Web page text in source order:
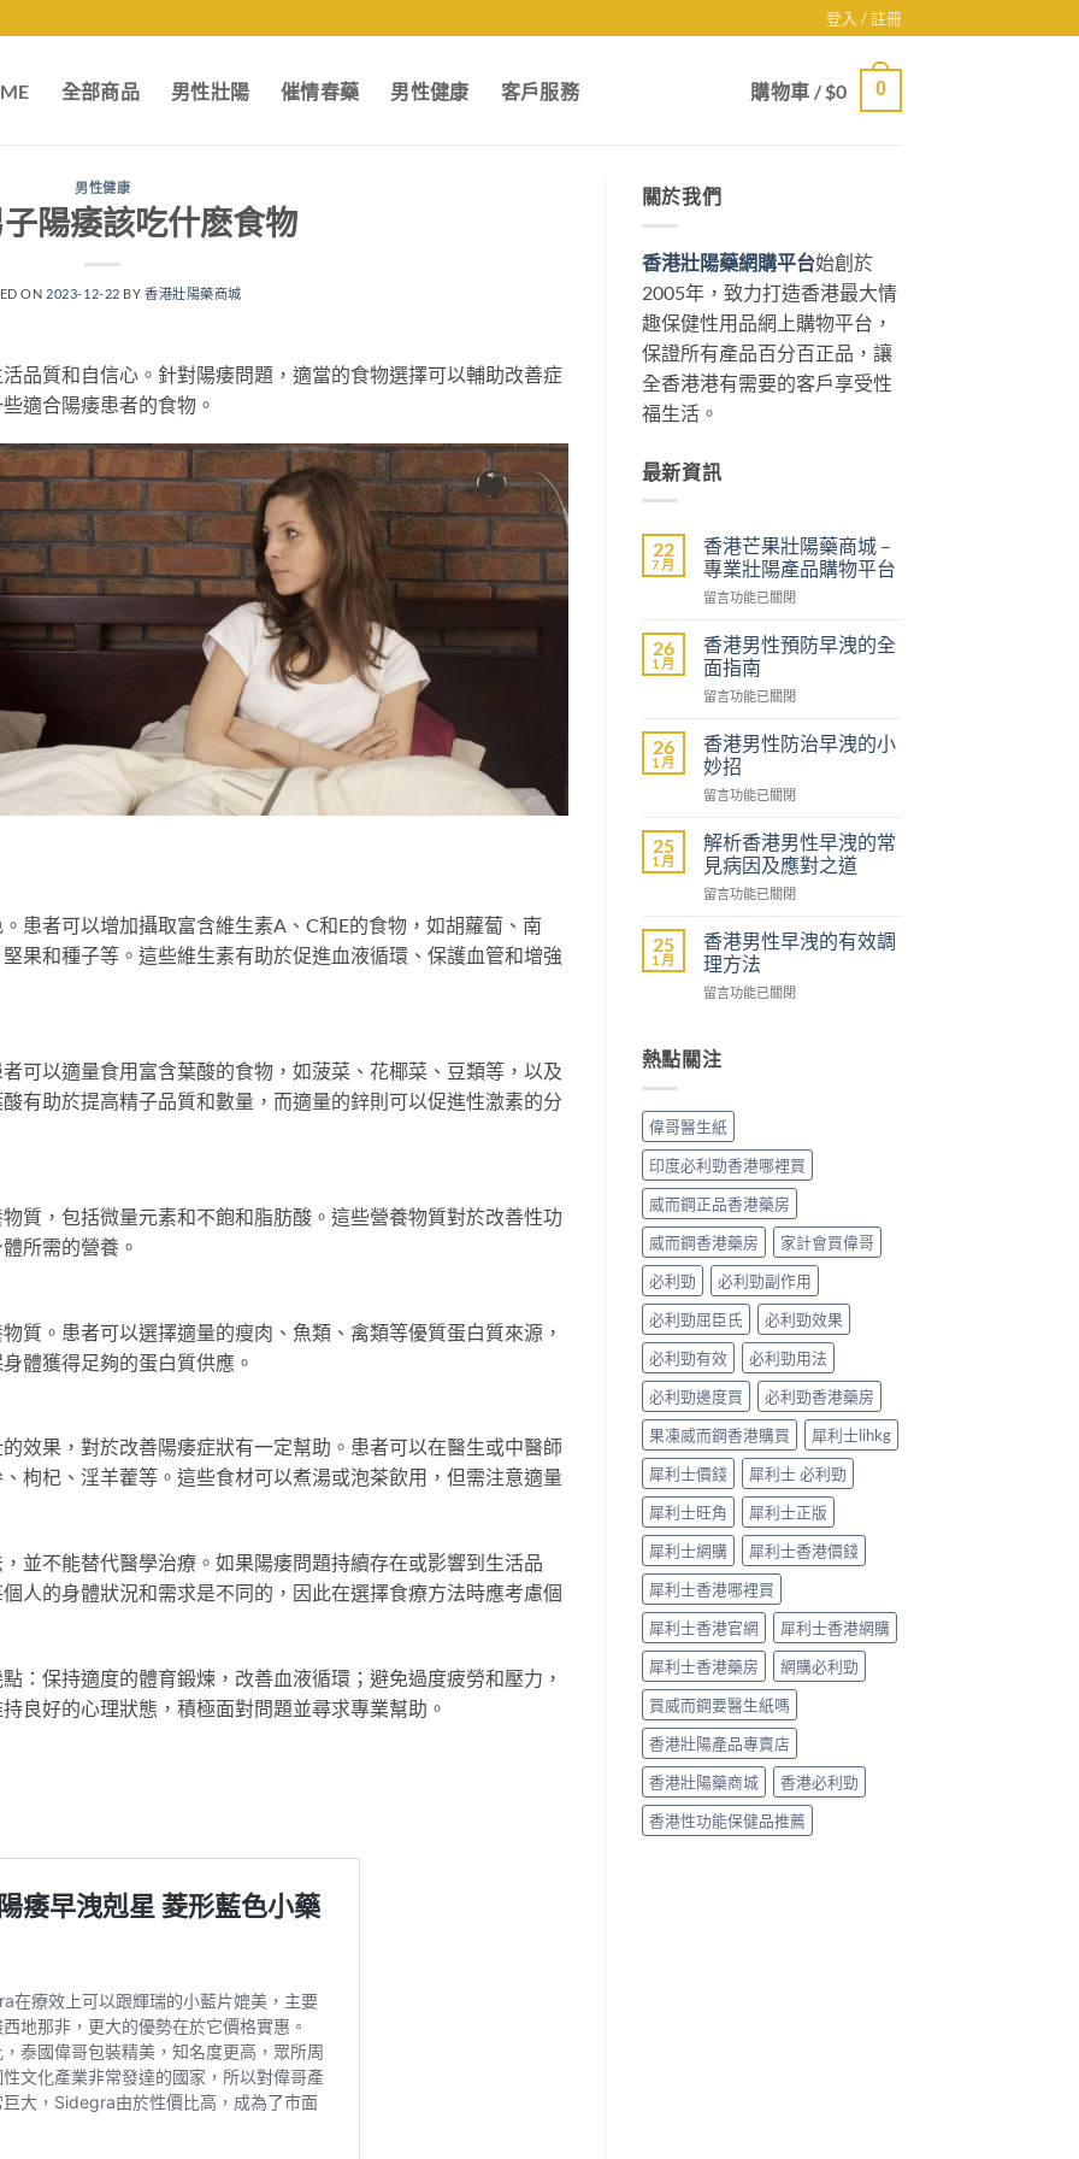
登入 / 註冊
全部商品 男性壯陽 催情春藥 男性健康 客戶服務 購物車 /$0 0
男性健康
陽痿該吃什麽食物
ON 2023-12-22 BY香港壯陽藥商城
品質和自信心。針對陽痿問題，適當的食物選擇可以輔助改善症
適合陽痿患者的食物。
患者可以增加攝取富含維生素A、C和E的食物，如胡蘿蔔、南
果和種子等。這些維生素有助於促進血液循環、保護血管和增強
可以適量食用富含葉酸的食物，如菠菜、花椰菜、豆類等，以及
有助於提高精子品質和數量，而適量的鋅則可以促進性激素的分
質，包括微量元素和不飽和脂肪酸。這些營養物質對於改善性功
所需的營養。
質。患者可以選擇適量的瘦肉、魚類、禽類等優質蛋白質來源，
體獲得足夠的蛋白質供應。
效果，對於改善陽痿症狀有一定幫助。患者可以在醫生或中醫師
枸杞、淫羊藿等。這些食材可以煮湯或泡茶飲用，但需注意適量
並不能替代醫學治療。如果陽痿問題持續存在或影響到生活品
人的身體狀況和需求是不同的，因此在選擇食療方法時應考慮個
：保持適度的體育鍛煉，改善血液循環；避免過度疲勞和壓力，
良好的心理狀態，積極面對問題並尋求專業幫助。
關於我們
香港壯陽藥網購平台始創於
2005年，致力打造香港最大情
趣保健性用品網上購物平台，
保證所有產品百分百正品，讓
全香港港有需要的客戶享受性
福生活。
最新資訊
22
7 月
香港芒果壯陽藥商城 –
專業壯陽產品購物平台
在
港
芒
果
壯
藥
商
城
–
業
壯
產
購
物
平
留言功能已關閉
26
1 月
香港男性預防早洩的全
面指南
在
港
男
性
預
早
洩
的
全
指
南〉
留言功能已關閉
26
1 月
香港男性防治早洩的小
妙招
在
港
男
性
防
早
洩
小
中
留言功能已關閉
25
1 月
解析香港男性早洩的常
見病因及應對之道
在
析
香
港
男
洩
見
病
因
及
應
對
之
道〉
留言功能已關閉
25
1 月
香港男性早洩的有效調
理方法
在
男
性
洩
的
有
效
調
理
方
法〉
留言功能已關閉
熱點關注
偉哥醫生紙
印度必利勁香港哪裡買
威而鋼正品香港藥房
威而鋼香港藥房
家計會買偉哥
必利勁
必利勁副作用
必利勁屈臣氏
必利勁效果
必利勁有效
必利勁用法
必利勁邊度買
必利勁香港藥房
果凍威而鋼香港購買
犀利士lihkg
犀利士價錢
犀利士 必利勁
犀利士旺角
犀利士正版
犀利士網購
犀利士香港價錢
犀利士香港哪裡買
犀利士香港官網
犀利士香港網購
犀利士香港藥房
網購必利勁
買威而鋼要醫生紙嗎
香港壯陽產品專賣店
香港壯陽藥商城
香港必利勁
香港性功能保健品推薦